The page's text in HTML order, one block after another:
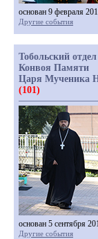
основан 9 февраля
Другие события
Тобольский
Конвоя Памяти
Царя Мученика
(101)
основан 5 сентября
Другие события